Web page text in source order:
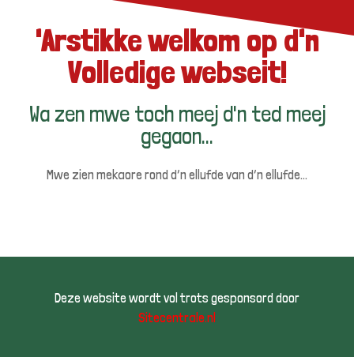
Het
genootschap
nodigt u uit
Voor een heerlijke
'Arstikke welkom op d'n
Volledige webseit!
Wa zen mwe toch meej d'n ted meej
gegaon...
Mwe zien mekaore rond d’n ellufde van d’n ellufde…
Deze website wordt vol trots gesponsord door
Sitecentrale.nl